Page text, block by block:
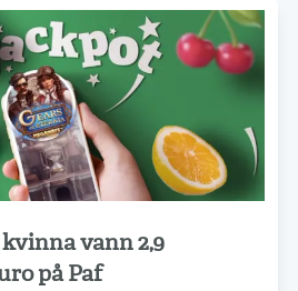
vann 2,9
på Paf